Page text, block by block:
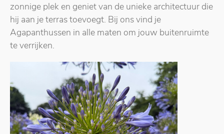
zonnige plek en geniet van de unieke architectuur die
hij aan je terras toevoegt. Bij ons vind je
Agapanthussen in alle maten om jouw buitenruimte
te verrijken.